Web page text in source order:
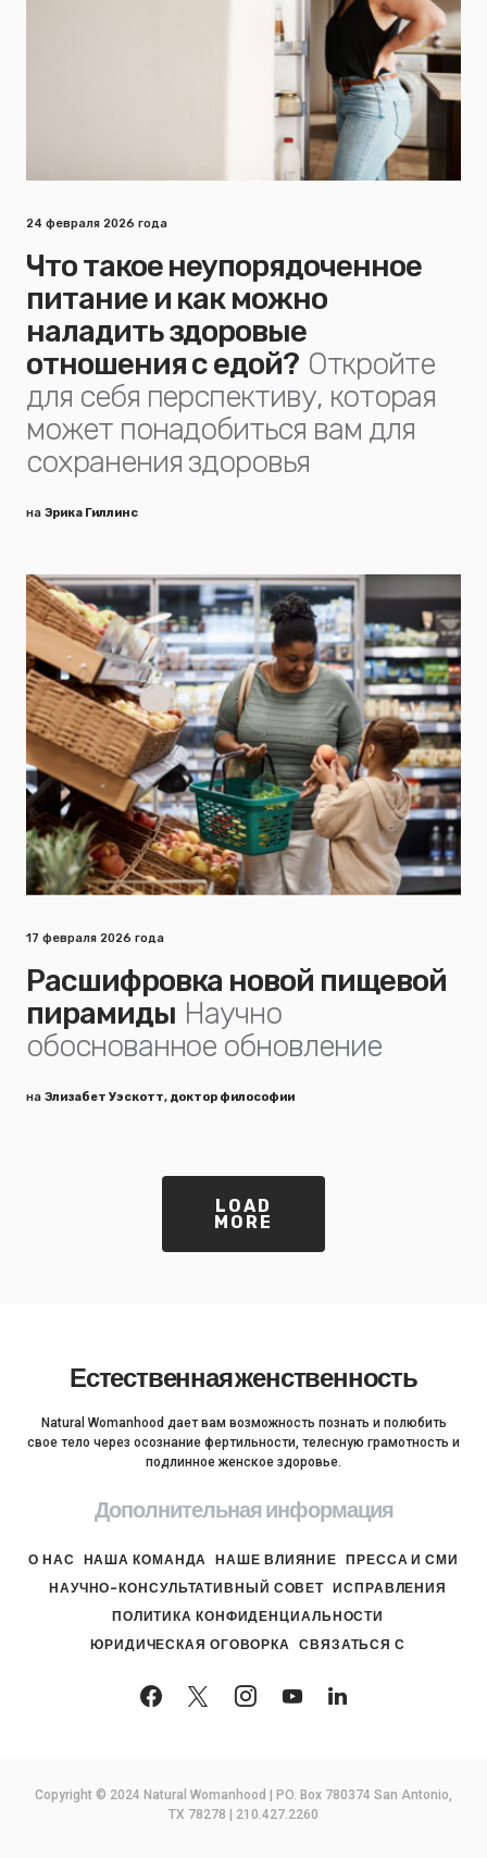
24 февраля 2026 года
Что такое неупорядоченное
питание и как можно
наладить здоровые
отношения с едой? Откройте
для себя перспективу, которая
может понадобиться вам для
сохранения здоровья
на Эрика Гиллинс
17 февраля 2026 года
Расшифровка новой пищевой
пирамиды Научно
обоснованное обновление
на Элизабет Уэскотт, доктор философии
LOAD
MORE
Естественная женственность
Natural Womanhood дает вам возможность познать и полюбить
свое тело через осознание фертильности, телесную грамотность и
подлинное женское здоровье.
Дополнительная информация
О НАС НАША КОМАНДА НАШЕ ВЛИЯНИЕ
ПРЕССА И СМИ
НАУЧНО-КОНСУЛЬТАТИВНЫЙ СОВЕТ ИСПРАВЛЕНИЯ
ПОЛИТИКА КОНФИДЕНЦИАЛЬНОСТИ
ЮРИДИЧЕСКАЯ ОГОВОРКА
СВЯЗАТЬСЯ С
Copyright © 2024 Natural Womanhood | PO. Box 780374 San Antonio,
TX 78278 | 210.427.2260